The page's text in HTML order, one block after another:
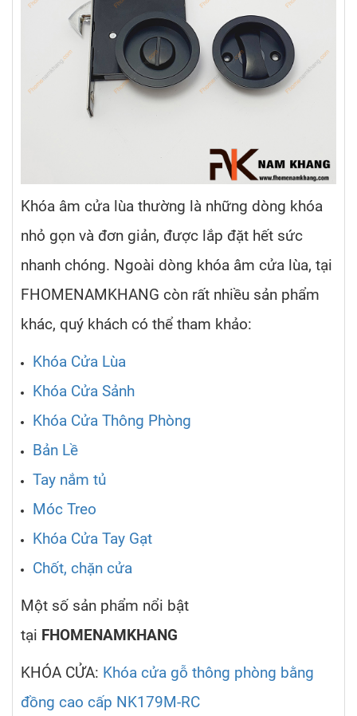
Khóa âm cửa lùa thường là những dòng khóa
nhỏ gọn và đơn giản, được lắp đặt hết sức
nhanh chóng. Ngoài dòng khóa âm cửa lùa, tại
FHOMENAMKHANG còn rất nhiều sản phẩm
khác, quý khách có thể tham khảo:
Khóa Cửa Lùa
Khóa Cửa Sảnh
Khóa Cửa Thông Phòng
Bản Lề
Tay nắm tủ
Móc Treo
Khóa Cửa Tay Gạt
Chốt, chặn cửa
Một số sản phẩm nổi bật
tại FHOMENAMKHANG
KHÓA CỬA: Khóa cửa gỗ thông phòng bằng
đồng cao cấp NK179M-RC